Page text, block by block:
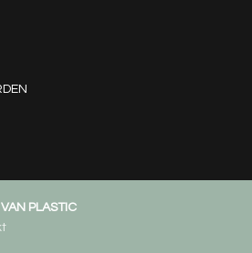
PLASTIC